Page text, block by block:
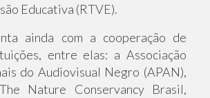
Educativa (RTVE).
ainda com a cooperação de
entre elas: a Associação
do Audiovisual Negro (APAN),
Nature Conservancy Brasil,